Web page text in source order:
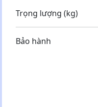
Trọng lượng
Bảo hành